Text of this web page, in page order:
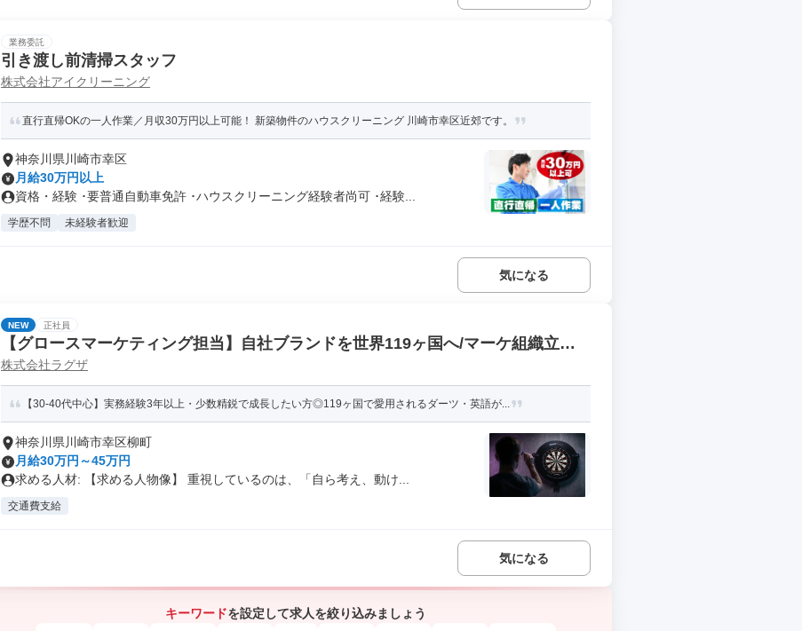
業務委託
引き渡し前清掃スタッフ
株式会社アイクリーニング
直行直帰OKの一人作業／月収30万円以上可能！ 新築物件のハウスクリーニング 川崎市幸区近郊です。
神奈川県川崎市幸区
月給30万円以上
資格・経験 ･要普通自動車免許 ･ハウスクリーニング経験者尚可 ･経験...
学歴不問 未経験者歓迎
気になる
NEW 正社員
【グロースマーケティング担当】自社ブランドを世界119ヶ国へ/マーケ組織立ち
上げメンバー
株式会社ラグザ
【30-40代中心】実務経験3年以上・少数精鋭で成長したい方◎119ヶ国で愛用されるダーツ・英語が...
神奈川県川崎市幸区柳町
月給30万円～45万円
求める人材: 【求める人物像】 重視しているのは、「自ら考え、動け...
交通費支給
気になる
キーワードを設定して求人を絞り込みましょう